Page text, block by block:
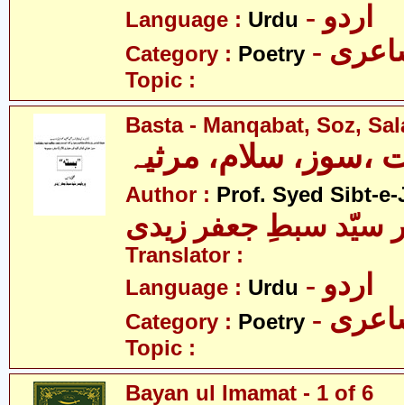
Language : Urdu - اردو
Category : Poetry
Topic :
Basta - Manqabat, Soz,
،سوز، سلام، مرثیہ
Author : Prof. Syed Sibt-
سیّد سبطِ جعفر زیدی
Translator :
Language : Urdu - اردو
Category : Poetry
Topic :
Bayan ul Imamat - 1 of 6